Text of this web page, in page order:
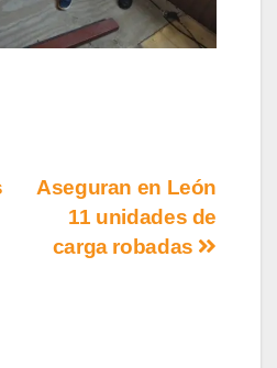
Aseguran en León
11 unidades de
carga robadas